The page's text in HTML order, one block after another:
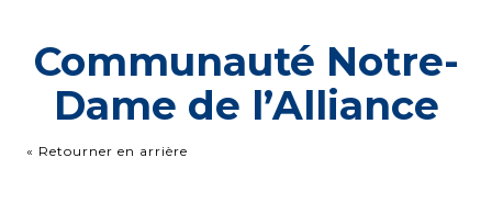
Communauté Notre-
Dame de l’Alliance
« Retourner en arrière